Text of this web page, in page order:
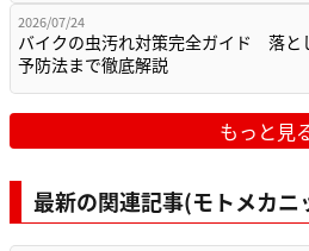
2026/07/24
バイクの虫汚れ対策完全ガイド 落と
予防法まで徹底解説
もっと見
最新の関連記事(モトメカニ